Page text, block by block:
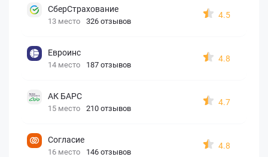
СберСтрахование
13 место 326 отзывов
4.5
Евроинс
14 место 187 отзывов
4.8
АК БАРС
15 место 210 отзывов
4.7
Согласие
16 место 146 отзывов
4.8